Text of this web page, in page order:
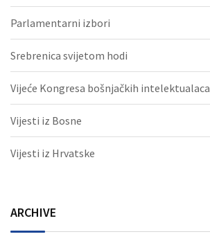
Parlamentarni izbori
Srebrenica svijetom hodi
Vijeće Kongresa bošnjačkih intelektualaca
Vijesti iz Bosne
Vijesti iz Hrvatske
ARCHIVE